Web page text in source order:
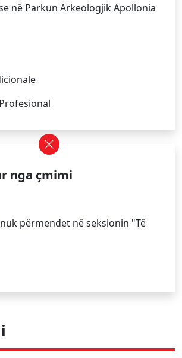
në Parkun Arkeologjik Apollonia
nga çmimi
përmendet në seksionin "Të